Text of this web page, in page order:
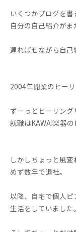
いくつかブログを
自分の自己紹介がま
遅ればせながら自己
2004年開業のヒー
ずーっとヒーリン
就職はKAWAI楽器の
しかしちょっと風
めず数年で退社。
以降、自宅で個人
生活をしていました。